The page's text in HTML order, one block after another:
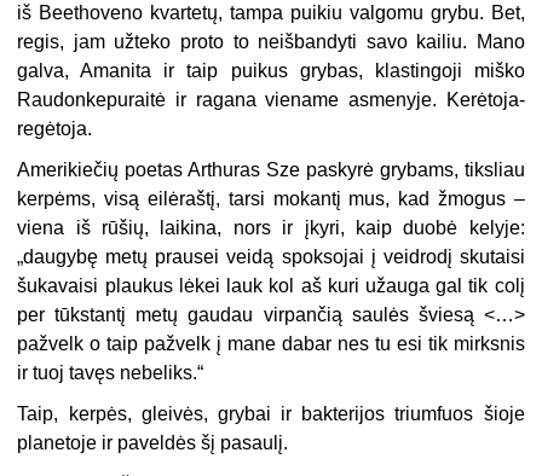
iš Beethoveno kvartetų, tampa puikiu valgomu grybu. Bet,
regis, jam užteko proto to neišbandyti savo kailiu. Mano
galva, Amanita ir taip puikus grybas, klastingoji miško
Raudonkepuraitė ir ragana viename asmenyje. Kerėtoja-
regėtoja.
Amerikiečių poetas Arthuras Sze paskyrė grybams, tiksliau
kerpėms, visą eilėraštį, tarsi mokantį mus, kad žmogus –
viena iš rūšių, laikina, nors ir įkyri, kaip duobė kelyje:
„daugybę metų prausei veidą spoksojai į veidrodį skutaisi
šukavaisi plaukus lėkei lauk kol aš kuri užauga gal tik colį
per tūkstantį metų gaudau virpančią saulės šviesą <…>
pažvelk o taip pažvelk į mane dabar nes tu esi tik mirksnis
ir tuoj tavęs nebeliks.“
Taip, kerpės, gleivės, grybai ir bakterijos triumfuos šioje
planetoje ir paveldės šį pasaulį.